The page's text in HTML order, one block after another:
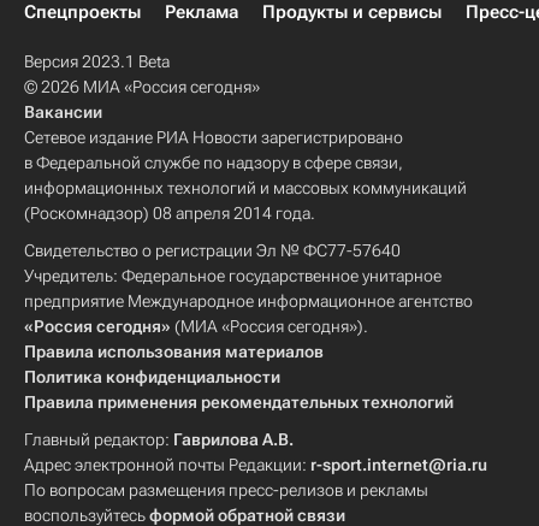
Спецпроекты
Реклама Продукты и сервисы Пресс-
Версия 2023.1 Beta
© 2026 МИА «Россия сегодня»
Вакансии
Сетевое издание РИА Новости зарегистрировано
в Федеральной службе по надзору в сфере связи,
информационных технологий и массовых коммуникаций
(Роскомнадзор) 08 апреля 2014 года.
Свидетельство о регистрации Эл № ФС77-57640
Учредитель: Федеральное государственное унитарное
предприятие Международное информационное агентство
«Россия сегодня» (МИА «Россия сегодня»).
Правила использования материалов
Политика конфиденциальности
Правила применения рекомендательных технологий
Главный редактор: Гаврилова А.В.
Адрес электронной почты Редакции: r-sport.internet@ria.ru
По вопросам размещения пресс-релизов и рекламы
воспользуйтесьформой обратной связи